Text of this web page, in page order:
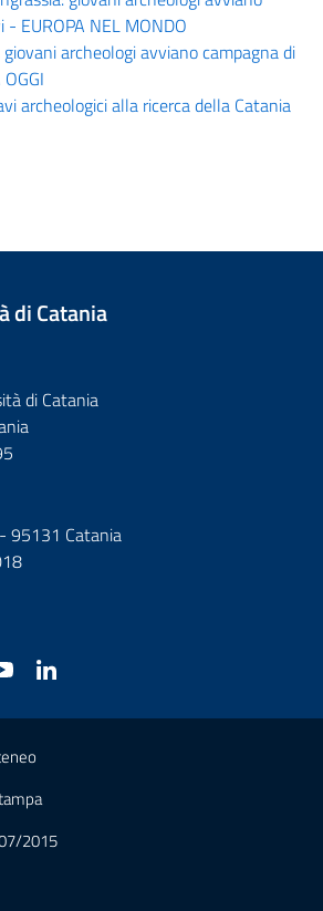
EUROPA NEL MONDO
giovani archeologi avviano campagna di
archeologici alla ricerca della Catania
di Catania
di Catania
95131 Catania
utili
2015